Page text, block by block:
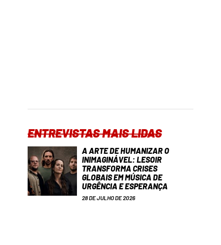
ENTREVISTAS MAIS LIDAS
A ARTE DE HUMANIZAR O
INIMAGINÁVEL: LESOIR
TRANSFORMA CRISES
GLOBAIS EM MÚSICA DE
URGÊNCIA E ESPERANÇA
28 DE JULHO DE 2026